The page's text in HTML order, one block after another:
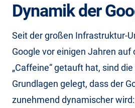
Dynamik der
Seit der großen Infrastruktur-
Google vor einigen Jahren auf
„Caffeine“ getauft hat, sind
Grundlagen gelegt, dass der
zunehmend dynamischer